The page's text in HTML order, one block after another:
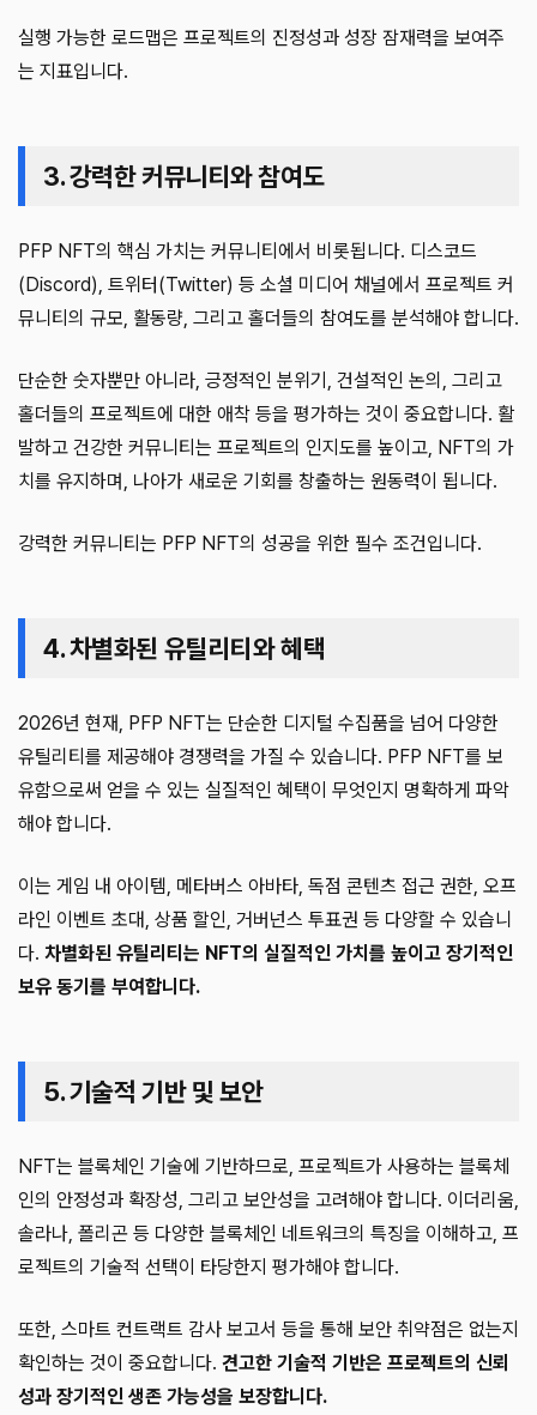
실행 가능한 로드맵은 프로젝트의 진정성과 성장 잠재력을 보여주
는 지표입니다.
3. 강력한 커뮤니티와 참여도
PFP NFT의 핵심 가치는 커뮤니티에서 비롯됩니다. 디스코드
(Discord), 트위터(Twitter) 등 소셜 미디어 채널에서 프로젝트 커
뮤니티의 규모, 활동량, 그리고 홀더들의 참여도를 분석해야 합니다.
단순한 숫자뿐만 아니라, 긍정적인 분위기, 건설적인 논의, 그리고
홀더들의 프로젝트에 대한 애착 등을 평가하는 것이 중요합니다. 활
발하고 건강한 커뮤니티는 프로젝트의 인지도를 높이고, NFT의 가
치를 유지하며, 나아가 새로운 기회를 창출하는 원동력이 됩니다.
강력한 커뮤니티는 PFP NFT의 성공을 위한 필수 조건입니다.
4. 차별화된 유틸리티와 혜택
2026년 현재, PFP NFT는 단순한 디지털 수집품을 넘어 다양한
유틸리티를 제공해야 경쟁력을 가질 수 있습니다. PFP NFT를 보
유함으로써 얻을 수 있는 실질적인 혜택이 무엇인지 명확하게 파악
해야 합니다.
이는 게임 내 아이템, 메타버스 아바타, 독점 콘텐츠 접근 권한, 오프
라인 이벤트 초대, 상품 할인, 거버넌스 투표권 등 다양할 수 있습니
다. 차별화된 유틸리티는 NFT의 실질적인 가치를 높이고 장기적인
보유 동기를 부여합니다.
5. 기술적 기반 및 보안
NFT는 블록체인 기술에 기반하므로, 프로젝트가 사용하는 블록체
인의 안정성과 확장성, 그리고 보안성을 고려해야 합니다. 이더리움,
솔라나, 폴리곤 등 다양한 블록체인 네트워크의 특징을 이해하고, 프
로젝트의 기술적 선택이 타당한지 평가해야 합니다.
또한, 스마트 컨트랙트 감사 보고서 등을 통해 보안 취약점은 없는지
확인하는 것이 중요합니다. 견고한 기술적 기반은 프로젝트의 신뢰
성과 장기적인 생존 가능성을 보장합니다.